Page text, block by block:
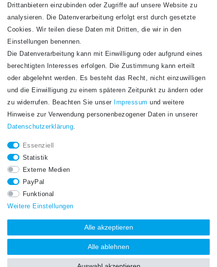
Newsletter
Honig
Hiermit bestätige ich, dass ich dieDaten­schutz­erklärunggelesen habe. Meine
STAY CONNECTED.
Drittanbietern einzubinden oder Zugriffe auf unsere Website zu
analysieren. Die Datenverarbeitung erfolgt erst durch gesetzte
Cookies. Wir teilen diese Daten mit Dritten, die wir in den
Einstellungen benennen.
Die Datenverarbeitung kann mit Einwilligung oder aufgrund eines
berechtigten Interesses erfolgen. Die Zustimmung kann erteilt
oder abgelehnt werden. Es besteht das Recht, nicht einzuwilligen
und die Einwilligung zu einem späteren Zeitpunkt zu ändern oder
zu widerrufen. Beachten Sie unser
Impressum und weitere
Hinweise zur Verwendung personenbezogener Daten in unserer
Daten­schutz­erklärung.
Essenziell
Statistik
Externe Medien
PayPal
Funktional
Weitere Einstellungen
Alle akzeptieren
Alle ablehnen